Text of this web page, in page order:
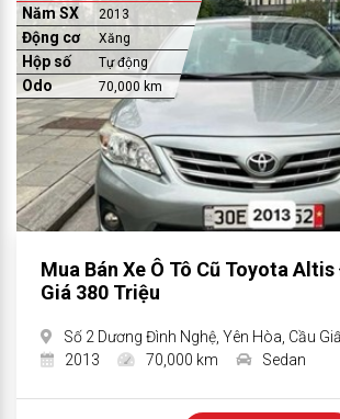
Năm SX 2013
Động cơ Xăng
Hộp số Tự động
Odo 70,000 km
Mua Bán Xe Ô Tô Cũ Toyota
Giá 380 Triệu
Số 2 Dương Đình Nghệ, Yên Hòa, Cầu
2013
70,000 km Sedan